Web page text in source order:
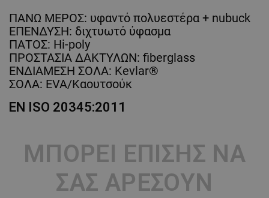
ΠΑΝΩ ΜΕΡΟΣ: υφαντό πολυεστέρα + nubuck
ΕΠΕΝΔΥΣΗ: διχτυωτό ύφασμα
ΠΑΤΟΣ: Hi-poly
ΠΡΟΣΤΑΣΙΑ ΔΑΚΤΥΛΩΝ: fiberglass
ΕΝΔΙΑΜΕΣΗ ΣΟΛΑ: Kevlar®
ΣΟΛΑ: EVA/Καουτσούκ
EN ISO 20345:2011
ΜΠΟΡΕΊ ΕΠΊΣΗΣ ΝΑ
ΣΑΣ ΑΡΈΣΟΥΝ